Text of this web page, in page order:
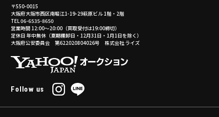
〒550-0015
大阪府大阪市西区南堀江1-19-29萩原ビル 1階・2階
TEL 06-6535-8650
営業時間 12:00～20:00（買取受付は19:00締切）
定休日 年中無休（夏期棚卸日・12月31日・1月1日を除く）
大阪府公安委員会 第622020804026号 株式会社 ライズ
Follow us